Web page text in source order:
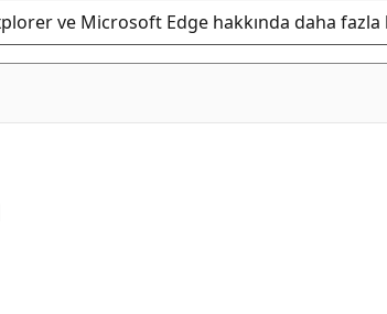
ve Microsoft Edge hakkında daha fazla